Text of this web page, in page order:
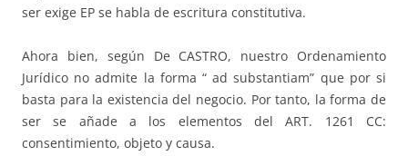
ser exige EP se habla de escritura constitutiva.
Ahora bien, según De CASTRO, nuestro Ordenamiento
Jurídico no admite la forma “ ad substantiam” que por si
basta para la existencia del negocio. Por tanto, la forma de
ser se añade a los elementos del ART. 1261 CC:
consentimiento, objeto y causa.